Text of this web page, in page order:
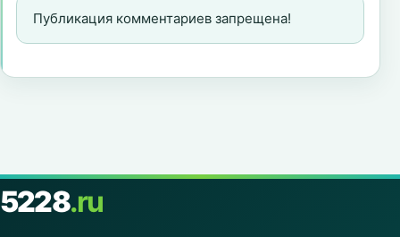
Публикация комментариев запрещена!
5228.ru